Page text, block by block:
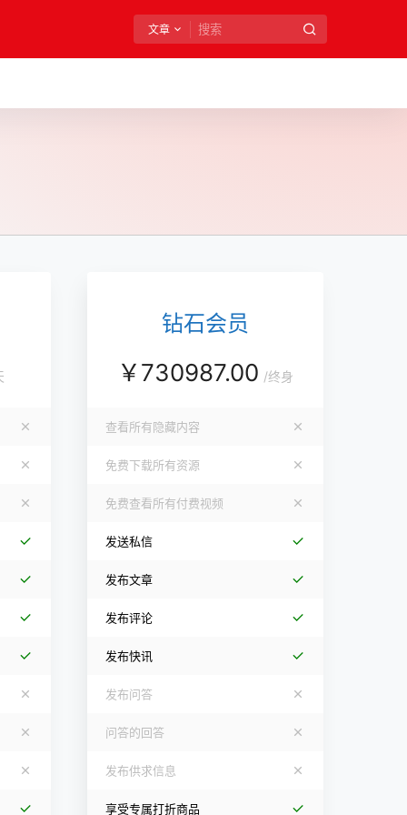
文章
钻石会员
￥730987.00 /终身
查看所有隐藏内容
免费下载所有资源
免费查看所有付费视频
发送私信
发布文章
发布评论
发布快讯
发布问答
问答的回答
发布供求信息
享受专属打折商品